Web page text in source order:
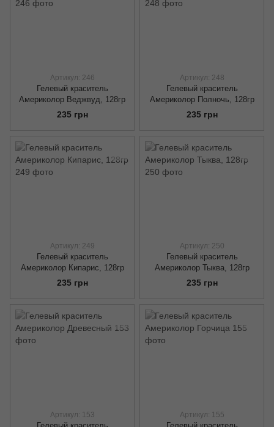
Артикул: 246
Гелевый краситель
Америколор Веджвуд, 128гр
235 грн
Артикул: 248
Гелевый краситель
Америколор Полночь, 128гр
235 грн
Артикул: 249
Гелевый краситель
Америколор Кипарис, 128гр
235 грн
Артикул: 250
Гелевый краситель
Америколор Тыква, 128гр
235 грн
Артикул: 153 Артикул: 155